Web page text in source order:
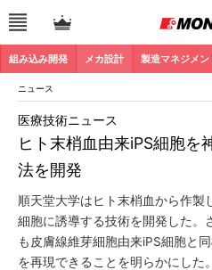
組み込み開発 メカ設計 製造マネジメン
ニュース
ヒト末梢血由来iPS細胞を
法を開発
医療技術ニュース
順天堂大学はヒト末梢血から作製
細胞に誘導する技術を開発した。
も皮膚線維芽細胞由来iPS細胞と
を再現できることを明らかにした。